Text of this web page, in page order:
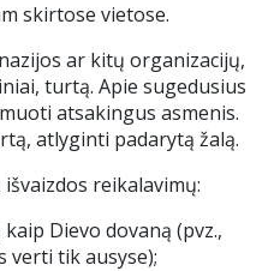
skirtose vietose.
ar kitų organizacijų,
turtą. Apie sugedusius
atsakingus asmenis.
atlyginti padarytą žalą.
reikalavimų:
Dievo dovaną (pvz.,
verti tik ausyse);